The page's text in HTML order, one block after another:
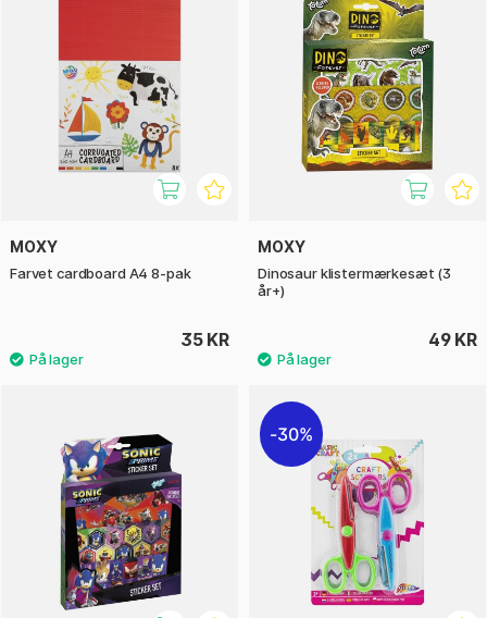
MOXY
Farvet cardboard A4 8-pak
35 KR
MOXY
Dinosaur klistermærkesæt (3
år+)
49 KR
30%